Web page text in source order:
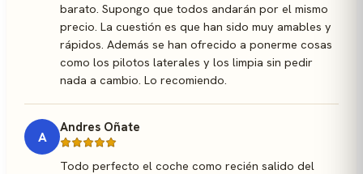
barato. Supongo que todos andarán por el mismo
precio. La cuestión es que han sido muy amables y
rápidos. Además se han ofrecido a ponerme cosas
como los pilotos laterales y los limpia sin pedir
nada a cambio. Lo recomiendo.
A
Andres Oñate
Todo perfecto el coche como recién salido del